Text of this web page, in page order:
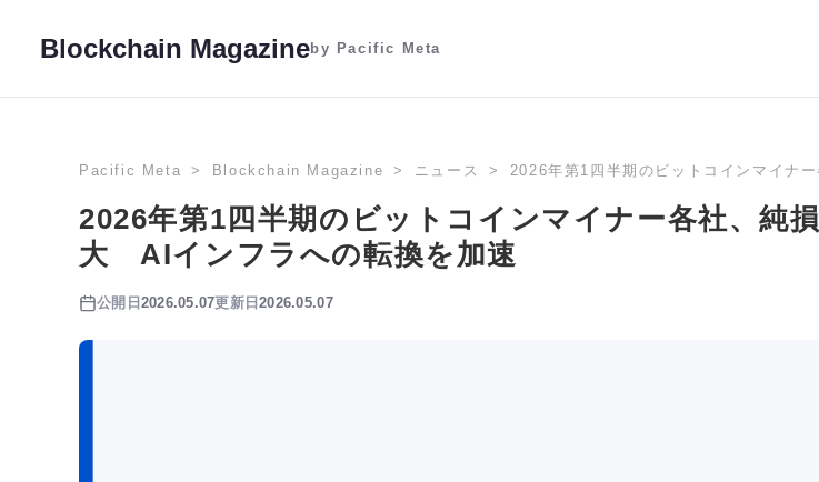
Blockchain Magazineby Pacific Meta
Pacific Meta Blockchain Magazine ニュース 2026年第1四半期のビットコインマイナ
2026年第1四半期のビットコインマイナー各社、純
大 AIインフラへの転換を加速
公開日 2026.05.07更新日2026.05.07